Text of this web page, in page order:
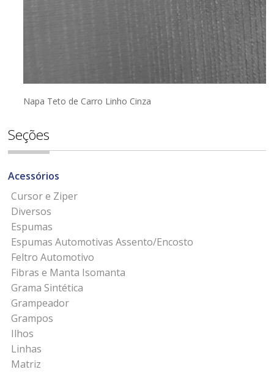
Napa Teto de Carro Linho Cinza
Seções
Acessórios
Cursor e Ziper
Diversos
Espumas
Espumas Automotivas Assento/Encosto
Feltro Automotivo
Fibras e Manta Isomanta
Grama Sintética
Grampeador
Grampos
Ilhos
Linhas
Matriz